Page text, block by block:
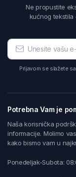
Ne propustite
kućnog tekstila
Prijavom se slažete
Potrebna Vam je
Naša korisnička
informacije. Molimo
kako bismo vam u
Ponedeljak-Subota: